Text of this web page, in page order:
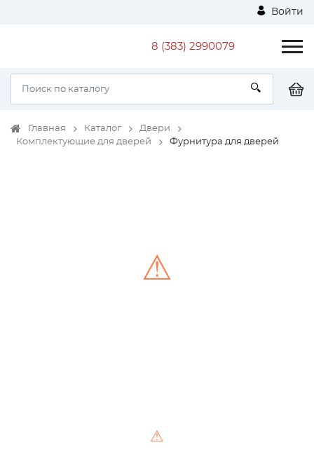
Войти
8 (383) 2990079
Главная Каталог
Двери
Комплектующие для дверей
Фурнитура для дверей
⚠
⚠